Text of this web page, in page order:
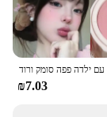
₪7.03